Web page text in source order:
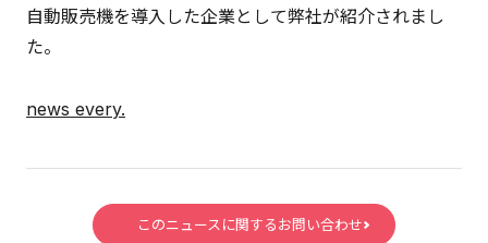
自動販売機を導入した企業として弊社が紹介されまし
た。
news every.
このニュースに関するお問い合わせ